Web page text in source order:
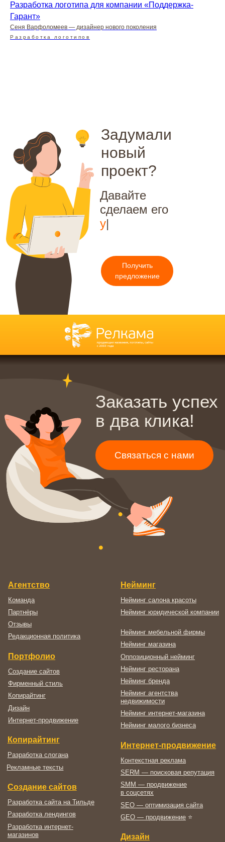
Разработка логотипа для компании «Поддержка-
Гарант»
Сеня Варфоломеев — дизайнер нового поколения
Разработка логотипов
Задумали
новый
проект?
Давайте
сделаем его
уникальным!
Получить
предложение
Фирменный стиль
Разработка фирменного
Дизайн сувенирной продукции
Дизайн презентации
Разработка брендбука